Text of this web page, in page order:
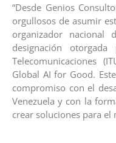
“Desde Genios
orgullosos de asumir
organizador nacional
designación
Telecomunicaciones
Global AI for Good.
compromiso con el
Venezuela y con la
crear soluciones para el